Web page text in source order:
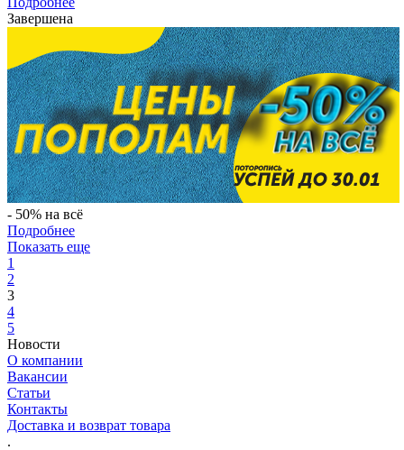
Завершена
- 50% на всё
Подробнее
Показать еще
1
2
3
4
5
Новости
О компании
Вакансии
Статьи
Контакты
Доставка и возврат товара
.